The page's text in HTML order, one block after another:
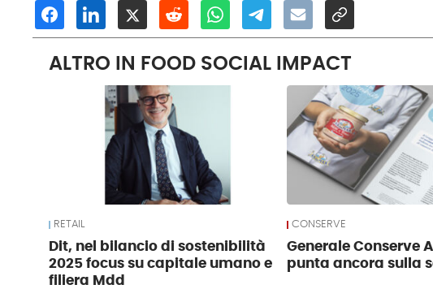
ALTRO IN FOOD SOCIAL IMPACT
RETAIL
Dit, nel bilancio di sostenibilità
2025 focus su capitale umano e
filiera Mdd
CONSERVE
Generale Conserve
punta ancora sulla